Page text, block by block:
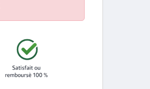
votre vitalité.